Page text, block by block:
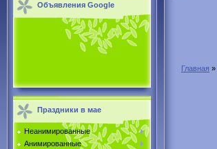
Объявления Google
Праздники в мае
Неанимированные
Анимированные
Главная »